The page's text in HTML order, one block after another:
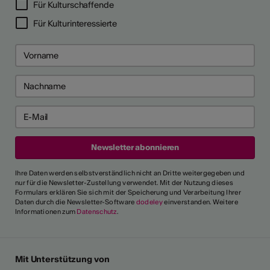
Für Kulturschaffende
Für Kulturinteressierte
Ihre Daten werden selbstverständlich nicht an Dritte weitergegeben und
nur für die Newsletter-Zustellung verwendet. Mit der Nutzung dieses
Formulars erklären Sie sich mit der Speicherung und Verarbeitung Ihrer
Daten durch die Newsletter-Software dodeleyeinverstanden. Weitere
Informationen zum Datenschutz.
Mit Unterstützung von